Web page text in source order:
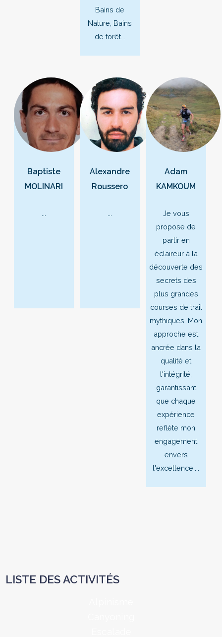
Bains de
Nature, Bains
de forêt...
Baptiste
MOLINARI
Alexandre
Roussero
Adam
KAMKOUM
Je vous
propose de
partir en
éclaireur à la
découverte des
secrets des
plus grandes
courses de trail
mythiques. Mon
approche est
ancrée dans la
qualité et
l'intégrité,
garantissant
que chaque
expérience
reflète mon
engagement
envers
l'excellence....
LISTE DES ACTIVITÉS